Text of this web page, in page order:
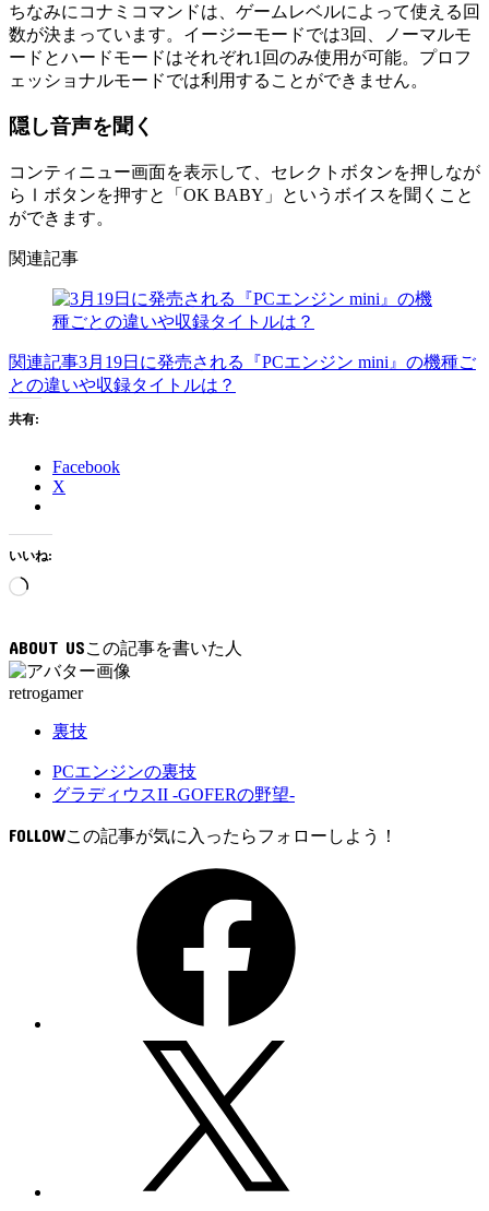
ちなみにコナミコマンドは、ゲームレベルによって使える回
数が決まっています。イージーモードでは3回、ノーマルモ
ードとハードモードはそれぞれ1回のみ使用が可能。プロフ
ェッショナルモードでは利用することができません。
隠し音声を聞く
コンティニュー画面を表示して、セレクトボタンを押しなが
らⅠボタンを押すと「OK BABY」というボイスを聞くこと
ができます。
関連記事
関連記事3月19日に発売される『PCエンジン mini』の機種ご
との違いや収録タイトルは？
共有:
Facebook
X
いいね:
読
み
中…
ABOUT US
retrogamer
裏技
PCエンジンの裏技
グラディウスII -GOFERの野望-
FOLLOW